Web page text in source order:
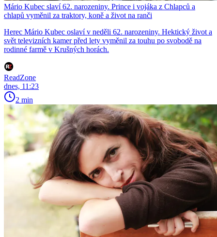
Mário Kubec slaví 62. narozeniny. Prince i vojáka z Chlapců a
chlapů vyměnil za traktory, koně a život na ranči
Herec Mário Kubec oslaví v neděli 62. narozeniny. Hektický život a
svět televizních kamer před lety vyměnil za touhu po svobodě na
rodinné farmě v Krušných horách.
ReadZone
dnes, 11:23
2 min